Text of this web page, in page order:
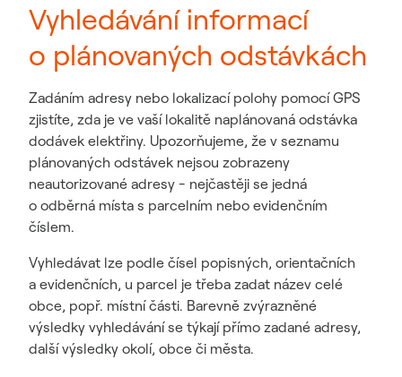
Vyhledávání informací
o plánovaných odstávkách
Zadáním adresy nebo lokalizací polohy pomocí GPS
zjistíte, zda je ve vaší lokalitě naplánovaná odstávka
dodávek elektřiny. Upozorňujeme, že v seznamu
plánovaných odstávek nejsou zobrazeny
neautorizované adresy - nejčastěji se jedná
o odběrná místa s parcelním nebo evidenčním
číslem.
Vyhledávat lze podle čísel popisných, orientačních
a evidenčních, u parcel je třeba zadat název celé
obce, popř. místní části. Barevně zvýrazněné
výsledky vyhledávání se týkají přímo zadané adresy,
další výsledky okolí, obce či města.